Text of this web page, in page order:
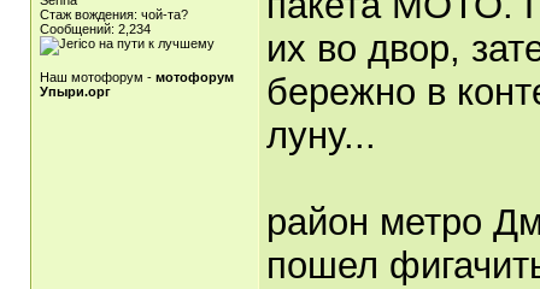
Стаж вождения: чой-та?
Сообщений: 2,234
Наш мотофорум - мотофорум
Упыри.орг
их во двор,
бережно в
луну...
район метро
пошел